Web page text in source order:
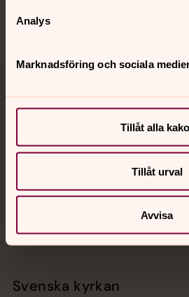
Analys
Marknadsföring och sociala
Tillåt alla
Tillåt urval
Avvisa
Jourhavande präst
Akut samtals- och krisstöd. Prata
med en präst på kvällar och nätter.
Digitalt brev
Svenska kyrkan